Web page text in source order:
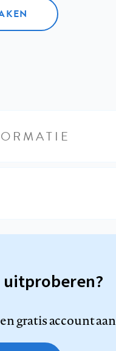
uitproberen?
gratis account aan